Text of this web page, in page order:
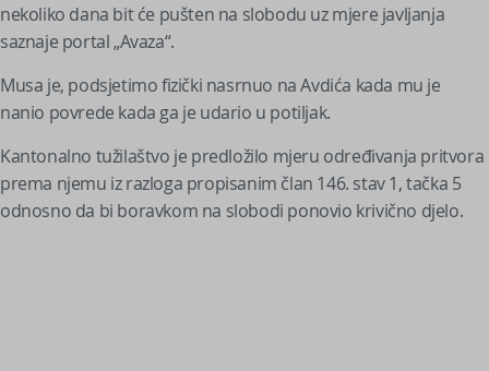
nekoliko dana bit će pušten na slobodu uz mjere javljanja
saznaje portal „Avaza“.
Musa je, podsjetimo fizički nasrnuo na Avdića kada mu je
nanio povrede kada ga je udario u potiljak.
Kantonalno tužilaštvo je predložilo mjeru određivanja pritvora
prema njemu iz razloga propisanim član 146. stav 1, tačka 5
odnosno da bi boravkom na slobodi ponovio krivično djelo.